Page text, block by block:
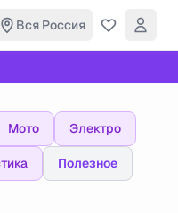
Вся Россия
Мото Электро
Полезное